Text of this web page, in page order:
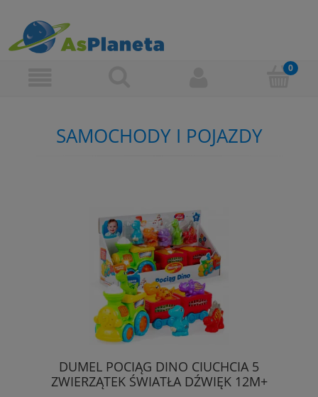
SAMOCHODY I POJAZDY
DUMEL POCIĄG DINO CIUCHCIA 5
ZWIERZĄTEK ŚWIATŁA DŹWIĘK 12M+